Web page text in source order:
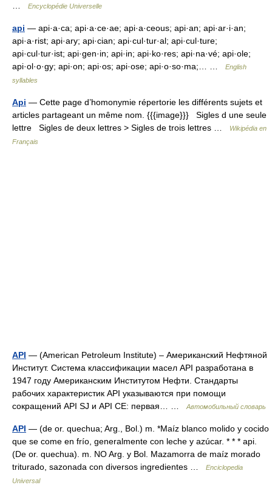
Encyclopédie Universelle
api — api·a·ca; api·a·ce·ae; api·a·ceous; api·an; api·ar·i·an;
api·a·rist; api·ary; api·cian; api·cul·tur·al; api·cul·ture;
api·cul·tur·ist; api·gen·in; api·in; api·ko·res; api·na·vé; api·ole;
api·ol·o·gy; api·on; api·os; api·ose; api·o·so·ma;… …
English
syllables
Api — Cette page d’homonymie répertorie les différents sujets et
articles partageant un même nom. {{{image}}} Sigles d une seule
lettre Sigles de deux lettres > Sigles de trois lettres …
Wikipédia en
Français
API — (American Petroleum Institute) – Американский Нефтяной
Институт. Система классификации масел API разработана в
1947 году Американским Институтом Нефти. Стандарты
рабочих характеристик API указываются при помощи
сокращений API SJ и API CE: первая… …
Автомобильный словарь
API — (de or. quechua; Arg., Bol.) m. *Maíz blanco molido y cocido
que se come en frío, generalmente con leche y azúcar. * * * api.
(De or. quechua). m. NO Arg. y Bol. Mazamorra de maíz morado
triturado, sazonada con diversos ingredientes …
Enciclopedia
Universal